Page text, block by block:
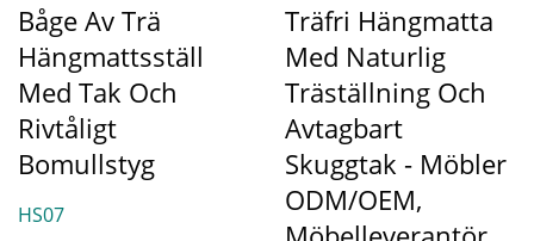
Båge Av Trä
Hängmattsställ
Med Tak Och
Rivtåligt
Bomullstyg
HS07
Träfri Hängmatta
Med Naturlig
Träställning Och
Avtagbart
Skuggtak - Möbler
ODM/OEM,